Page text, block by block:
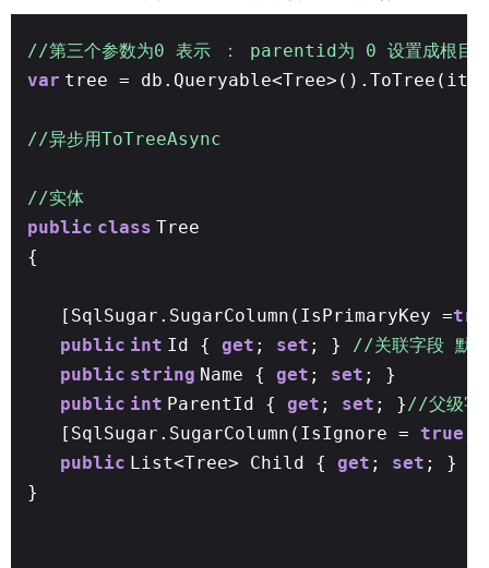
//第三个参数为0 表示 ： parentid为 0 设置成根目
var tree =
//异步用ToTreeAsync
//实体
public class Tree
{
[SqlSugar.SugarColumn(IsPrimaryKey =
public int Id { get ; set ; }
//关联字段 默
public string Name { get ; set ; }
public int ParentId { get ; set ; } //父级字
[SqlSugar.SugarColumn(IsIgnore = true
public List<Tree> Child { get ; set ; }
}